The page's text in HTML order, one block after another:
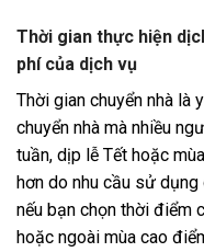
Thời gian thực hiện
phí của dịch vụ
Thời gian chuyển nhà là
chuyển nhà mà nhiều
tuần, dịp lễ Tết hoặc
hơn do nhu cầu sử
nếu bạn chọn thời điểm
hoặc ngoài mùa cao